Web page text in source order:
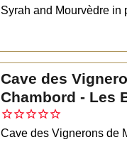
Syrah and Mourvèdre in
Cave des
Chambord - Les
Cave des Vignerons de